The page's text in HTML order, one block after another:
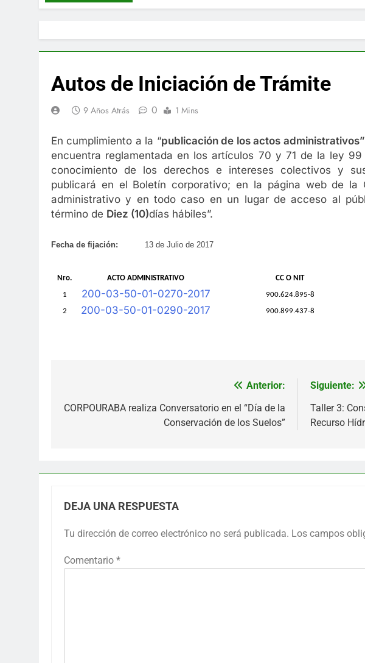
Autos de Iniciación de Trámite
9 Años Atrás 0 1 Mins
En cumplimiento a la “publicación de los actos administrativos”
encuentra reglamentada en los artículos 70 y 71 de la ley
conocimiento de los derechos e intereses colectivos y
publicará en el Boletín corporativo; en la página web de la
administrativo y en todo caso en un lugar de acceso al
término de Diez (10)días hábiles”.
Fecha de fijación: 13 de Julio de 2017
Nro. ACTO ADMINISTRATIVO CC O NIT
1 200-03-50-01-0270-2017 900.624.895-8
2 200-03-50-01-0290-2017 900.899.437-8
de
Anterior:
CORPOURABA realiza Conversatorio en el “Día de la
Conservación de los Suelos”
Siguiente:
Taller 3:
Recurso
DEJA UNA RESPUESTA
Tu dirección de correo electrónico no será publicada. Los campos
Comentario *